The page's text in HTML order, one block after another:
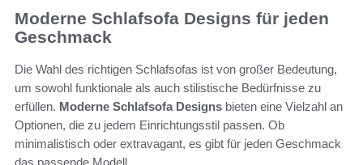
Moderne Schlafsofa Designs für jeden
Geschmack
Die Wahl des richtigen Schlafsofas ist von großer Bedeutung,
um sowohl funktionale als auch stilistische Bedürfnisse zu
erfüllen. Moderne Schlafsofa Designs bieten eine Vielzahl an
Optionen, die zu jedem Einrichtungsstil passen. Ob
minimalistisch oder extravagant, es gibt für jeden Geschmack
das passende Modell.